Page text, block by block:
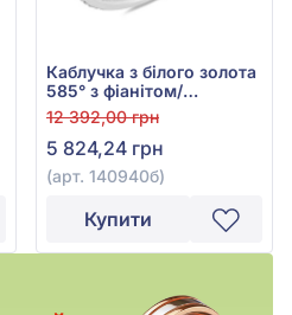
Каблучка з білого золота
585° з фіанітом/
куб.цирконієм, арт.
140940б
12 392,00 грн
5 824,24 грн
(арт. 140940б)
Купити